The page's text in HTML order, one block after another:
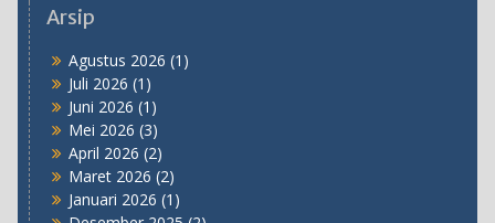
Arsip
Agustus 2026 (1)
Juli 2026 (1)
Juni 2026 (1)
Mei 2026 (3)
April 2026 (2)
Maret 2026 (2)
Januari 2026 (1)